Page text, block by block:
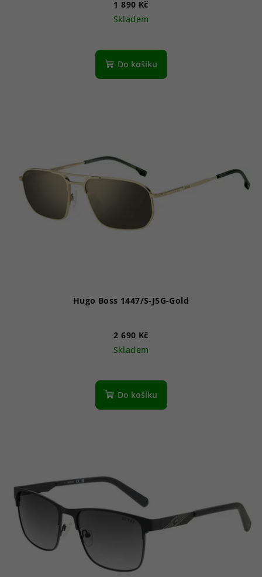
1 890 Kč
Skladem
Do košíku
Hugo Boss 1447/S-J5G-Gold
2 690 Kč
Skladem
Do košíku